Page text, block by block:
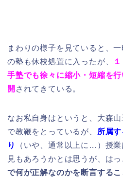
まわりの様子を見ていると、
の塾も休校処置に入ったが、
手塾でも徐々に縮小・短縮を
開 されてきている。
なお私自身はというと、大森
で教鞭をとっているが、
所属
り
（いや、通常以上に…）授
見もあろうかとは思うが、は
で何が正解なのかを断言する